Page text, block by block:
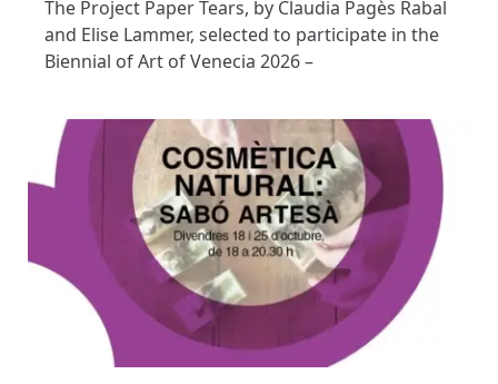
The Project Paper Tears, by Claudia Pagès Rabal
and Elise Lammer, selected to participate in the
Biennial of Art of Venecia 2026 –